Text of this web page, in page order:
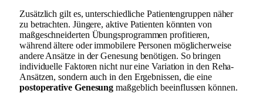
Zusätzlich gilt es, unterschiedliche Patientengruppen näher
zu betrachten. Jüngere, aktive Patienten könnten von
maßgeschneiderten Übungsprogrammen profitieren,
während ältere oder immobilere Personen möglicherweise
andere Ansätze in der Genesung benötigen. So bringen
individuelle Faktoren nicht nur eine Variation in den Reha-
Ansätzen, sondern auch in den Ergebnissen, die eine
postoperative Genesung maßgeblich beeinflussen können.